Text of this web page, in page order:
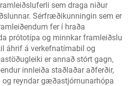
sem draga niður
Sérfræðikunningin sem er
fer í hraða
prótotípa og minnkar framleiðslu
áhrif á verkefnatímabil og
er annað stórt gagn,
innleiða staðlaðar aðferðir,
reyndar gæðastjórnunarhópa